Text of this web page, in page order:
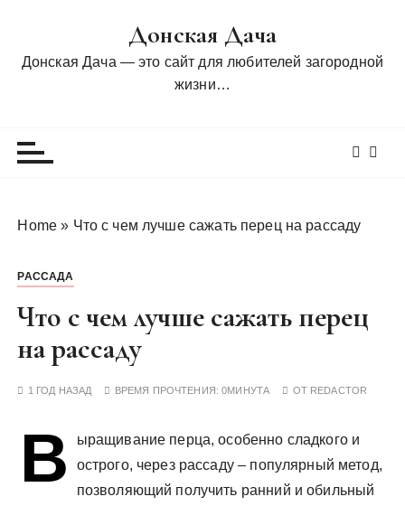
Донская Дача
Донская Дача — это сайт для любителей загородной
жизни…
Home » Что с чем лучше сажать перец на рассаду
РАССАДА
Что с чем лучше сажать перец
на рассаду
1 ГОД НАЗАД ВРЕМЯ ПРОЧТЕНИЯ:0МИНУТА ОТ REDACTOR
В
ыращивание перца, особенно сладкого и
острого, через рассаду – популярный метод,
позволяющий получить ранний и обильный